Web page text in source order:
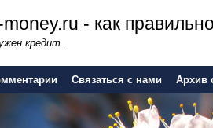
- как
кредит...
Связаться с нами Архив